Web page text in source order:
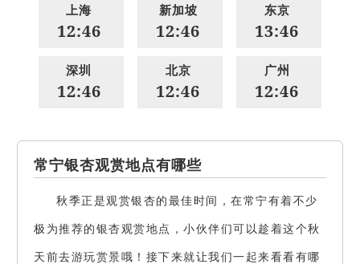
上海
12:46
新加坡
12:46
东京
13:46
深圳
12:46
北京
12:46
广州
12:46
常宁银杏观赏地点有哪些
秋季正是观赏银杏的最佳时间，在常宁有着不少
极为推荐的银杏观赏地点，小伙伴们可以趁着这个秋
天前去游玩赏景哦！接下来就让我们一起来看看有哪